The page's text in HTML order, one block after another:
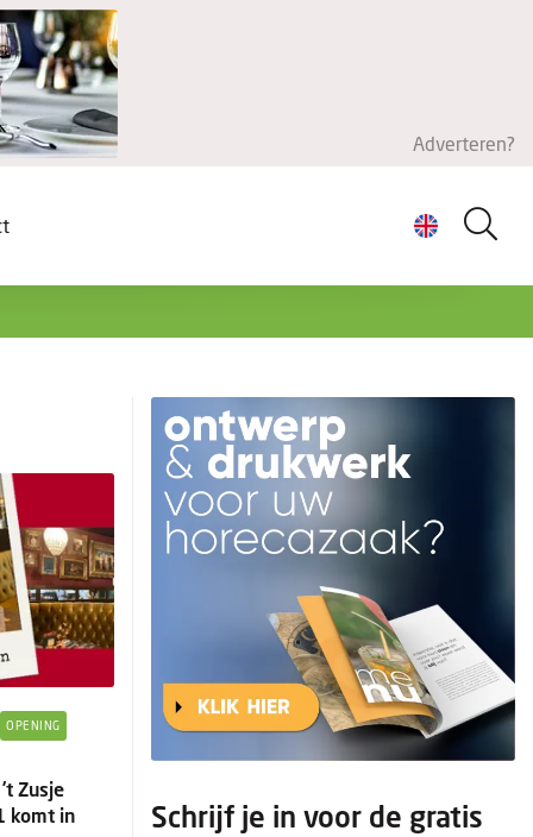
Adverteren?
OPENING
Zusje
komt in
Schrijf je in voor de gratis